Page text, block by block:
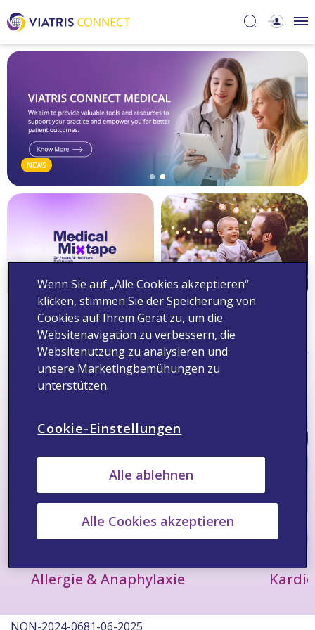
NEWS
ÜBER VIATRIS
Therapiegebiete Alle ansehen >
Allergie & Anaphylaxie
NON-2024-0681-06-2025
Wenn Sie auf „Alle Cookies akzeptieren“
klicken, stimmen Sie der Speicherung von
Cookies auf Ihrem Gerät zu, um die
Websitenavigation zu verbessern, die
Websitenutzung zu analysieren und
unsere Marketingbemühungen zu
unterstützen.
Cookie-Einstellungen
Alle ablehnen
Alle Cookies akzeptieren